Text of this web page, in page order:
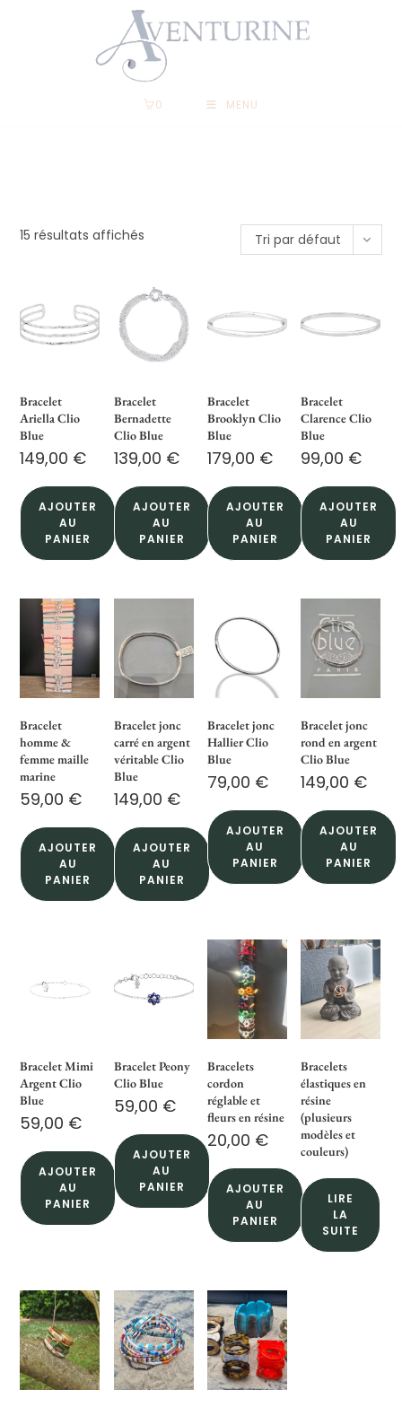
0 MENU
15 résultats affichés Tri par défaut
Bracelet
Ariella Clio
Blue
149,00 €
AJOUTER
AU
PANIER
Bracelet
Bernadette
Clio Blue
139,00 €
AJOUTER
AU
PANIER
Bracelet
Brooklyn Clio
Blue
179,00 €
AJOUTER
AU
PANIER
Bracelet
Clarence Clio
Blue
99,00 €
AJOUTER
AU
PANIER
Bracelet
homme &
femme maille
marine
59,00 €
AJOUTER
AU
PANIER
Bracelet jonc
carré en argent
véritable Clio
Blue
149,00 €
AJOUTER
AU
PANIER
Bracelet jonc
Hallier Clio
Blue
79,00 €
AJOUTER
AU
PANIER
Bracelet jonc
rond en argent
Clio Blue
149,00 €
AJOUTER
AU
PANIER
Bracelet Mimi
Argent Clio
Blue
59,00 €
AJOUTER
AU
PANIER
Bracelet Peony
Clio Blue
59,00 €
AJOUTER
AU
PANIER
Bracelets
cordon
réglable et
fleurs en résine
20,00 €
AJOUTER
AU
PANIER
Bracelets
élastiques en
résine
(plusieurs
modèles et
couleurs)
LIRE
LA
SUITE